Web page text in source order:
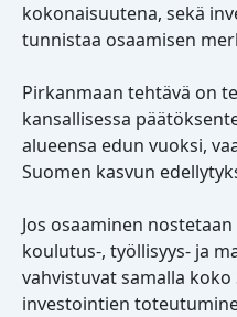
kokonaisuutena, sekä
tunnistaa osaamisen
Pirkanmaan tehtävä on
kansallisessa
alueensa edun vuoksi,
Suomen kasvun
Jos osaaminen
koulutus-, työllisyys- ja
vahvistuvat samalla
investointien